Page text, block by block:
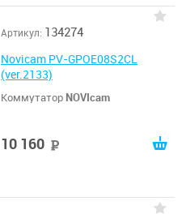
Артикул: 134274
Novicam PV-GPOE08S2CL
(ver.2133)
Коммутатор NOVIcam
10 160